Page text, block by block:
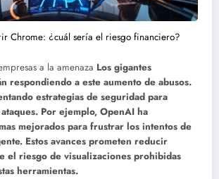
Chrome: ¿cuál sería el riesgo financiero?
a la amenaza Los gigantes
respondiendo a este aumento de abusos.
estrategias de seguridad para
Por ejemplo, OpenAI ha
mejorados para frustrar los intentos de
Estos avances prometen reducir
el riesgo de visualizaciones prohibidas
herramientas.